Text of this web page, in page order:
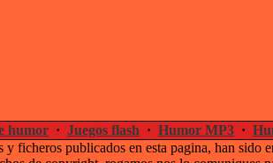
humor · Juegos flash · Humor MP3 ·
y ficheros publicados en esta pagina, han sido